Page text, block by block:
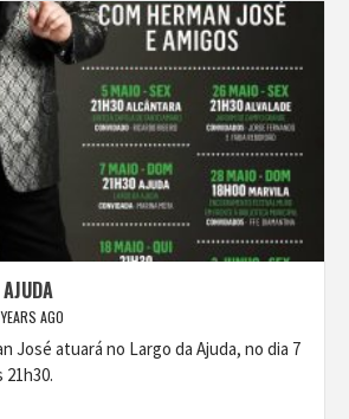
AGO
José atuará no Largo da Ajuda, no dia 7